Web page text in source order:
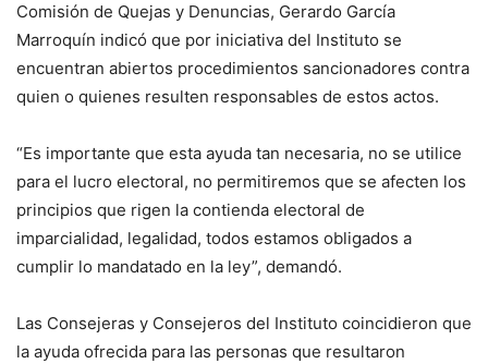
Comisión de Quejas y Denuncias, Gerardo García
Marroquín indicó que por iniciativa del Instituto se
encuentran abiertos procedimientos sancionadores contra
quien o quienes resulten responsables de estos actos.
“Es importante que esta ayuda tan necesaria, no se utilice
para el lucro electoral, no permitiremos que se afecten los
principios que rigen la contienda electoral de
imparcialidad, legalidad, todos estamos obligados a
cumplir lo mandatado en la ley”, demandó.
Las Consejeras y Consejeros del Instituto coincidieron que
la ayuda ofrecida para las personas que resultaron